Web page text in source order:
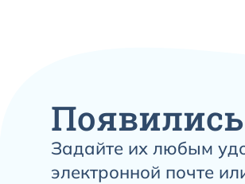
Задайте их любым
электронной почте